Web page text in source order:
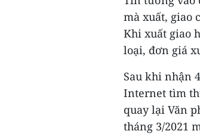
mà xuất, giao
Khi xuất giao
loại, đơn giá
Sau khi nhận
Internet tìm
quay lại Văn
tháng 3/2021